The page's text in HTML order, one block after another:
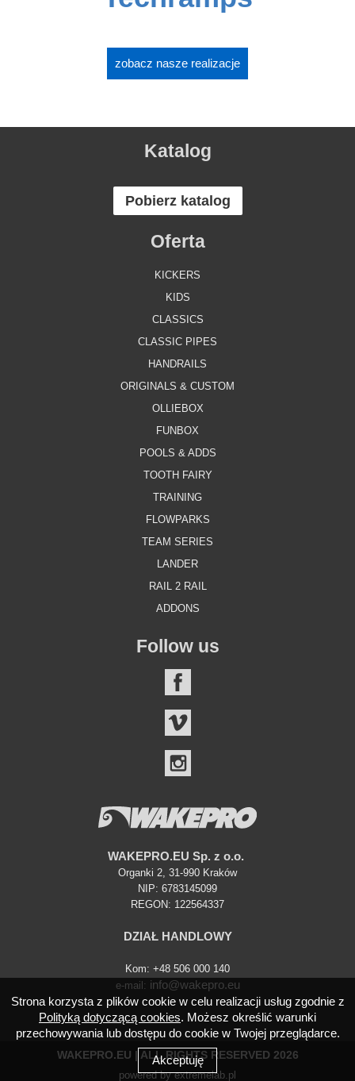
zobacz nasze realizacje
Katalog
Pobierz katalog
Oferta
KICKERS
KIDS
CLASSICS
CLASSIC PIPES
HANDRAILS
ORIGINALS & CUSTOM
OLLIEBOX
FUNBOX
POOLS & ADDS
TOOTH FAIRY
TRAINING
FLOWPARKS
TEAM SERIES
LANDER
RAIL 2 RAIL
ADDONS
Follow us
WAKEPRO.EU Sp. z o.o.
Organki 2, 31-990 Kraków
NIP: 6783145099
REGON: 122564337
DZIAŁ HANDLOWY
Kom: +48 506 000 140
e-mail: info@wakepro.eu
WAKEPRO.EU | ALL RIGHTS RESERVED 2026
powered byextremelab.pl
Strona korzysta z plików cookie w celu realizacji usług zgodnie z
Polityką dotyczącą cookies. Możesz określić warunki
przechowywania lub dostępu do cookie w Twojej przeglądarce.
Akceptuję